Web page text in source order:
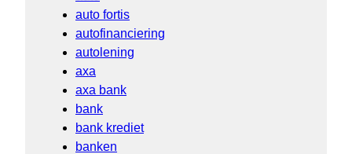
auto fortis
autofinanciering
autolening
axa
axa bank
bank
bank krediet
banken